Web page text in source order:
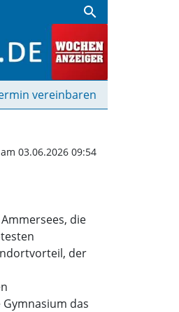
search
ist |
vereinbaren
03.06.2026 09:54
die
der
das